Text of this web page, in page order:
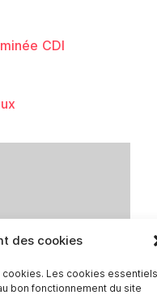
des cookies
Les cookies
bon fonctionnement du site
CDI